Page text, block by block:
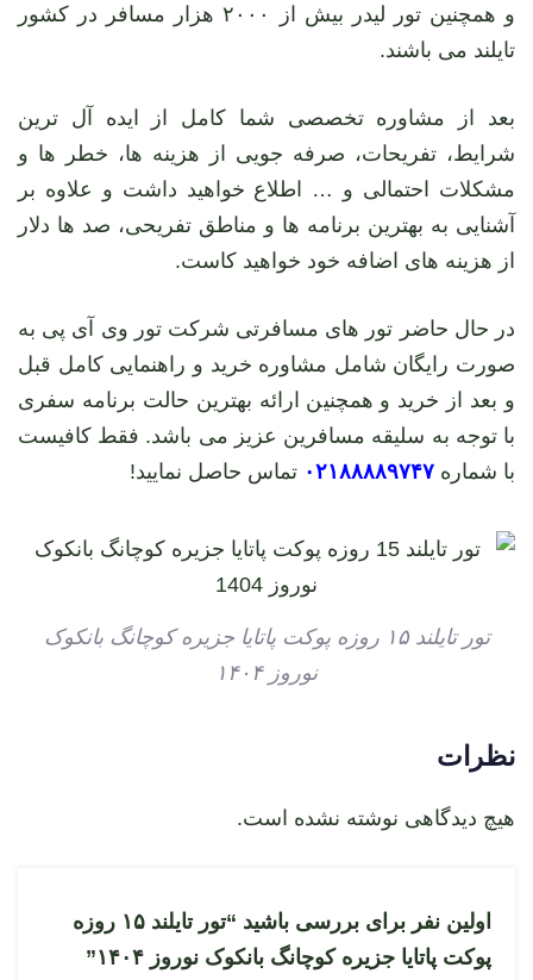
و همچنین تور لیدر بیش از ۲۰۰۰ هزار مسافر در کشور
تایلند می باشند.
بعد از مشاوره تخصصی شما کامل از ایده آل ترین
شرایط، تفریحات، صرفه جویی از هزینه ها، خطر ها و
مشکلات احتمالی و … اطلاع خواهید داشت و علاوه بر
آشنایی به بهترین برنامه ها و مناطق تفریحی، صد ها دلار
از هزینه های اضافه خود خواهید کاست.
در حال حاضر تور های مسافرتی شرکت تور وی آی پی به
صورت رایگان شامل مشاوره خرید و راهنمایی کامل قبل
و بعد از خرید و همچنین ارائه بهترین حالت برنامه سفری
با توجه به سلیقه مسافرین عزیز می باشد. فقط کافیست
با شماره ۰۲۱۸۸۸۸۹۷۴۷ تماس حاصل نمایید!
تور تایلند ۱۵ روزه پوکت پاتایا جزیره کوچانگ بانکوک
نوروز ۱۴۰۴
نظرات
هیچ دیدگاهی نوشته نشده است.
اولین نفر برای بررسی باشید “تور تایلند ۱۵ روزه
پوکت پاتایا جزیره کوچانگ بانکوک نوروز ۱۴۰۴”